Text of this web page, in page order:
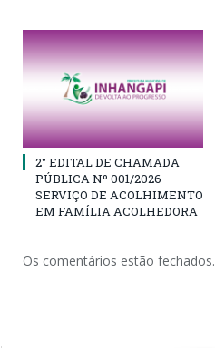
2° EDITAL DE CHAMADA
PÚBLICA Nº 001/2026
SERVIÇO DE ACOLHIMENTO
EM FAMÍLIA ACOLHEDORA
Os comentários estão fechados.